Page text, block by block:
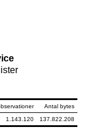
Antal bytes
1.143.120 137.822.208